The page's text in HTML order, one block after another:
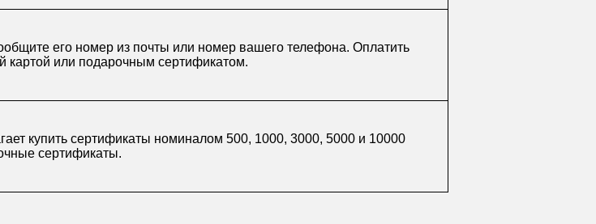
его номер из почты или номер вашего телефона. Оплатить
картой или подарочным сертификатом.
купить сертификаты номиналом 500, 1000, 3000, 5000 и 10000
сертификаты.